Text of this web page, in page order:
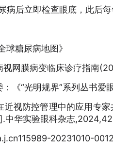
病后立即检查眼底，此后
球糖尿病地图》
视网膜病变临床诊疗指南
：《“光明规界”系列丛书爱
近视防控管理中的应用专
华实验眼科杂志
20231010-